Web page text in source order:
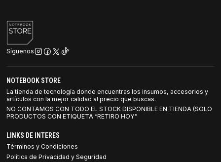
Síguenos
NOTEBOOK STORE
La tienda de tecnología donde encuentras los insumos, accesorios y
artículos con la mejor calidad al precio que buscas.
NO CONTAMOS CON TODO EL STOCK DISPONIBLE EN TIENDA (SOLO
PRODUCTOS CON ETIQUETA “RETIRO HOY”
LINKS DE INTERES
Términos y Condiciones
Política de Privacidad y Seguridad